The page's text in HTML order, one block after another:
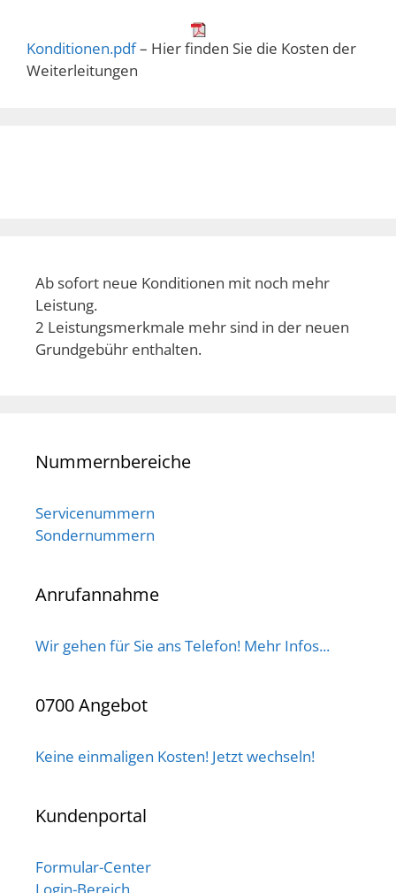
Konditionen.pdf– Hier finden Sie die Kosten der
Weiterleitungen
Ab sofort neue Konditionen mit noch mehr
Leistung.
2 Leistungsmerkmale mehr sind in der neuen
Grundgebühr enthalten.
Nummernbereiche
Servicenummern
Sondernummern
Anrufannahme
Wir gehen für Sie ans Telefon! Mehr Infos...
0700 Angebot
Keine einmaligen Kosten! Jetzt wechseln!
Kundenportal
Formular-Center